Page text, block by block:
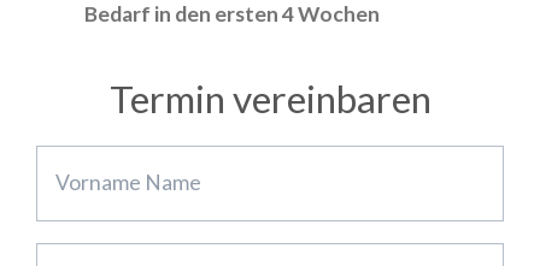
Bedarf in den ersten 4 Wochen
Termin vereinbaren